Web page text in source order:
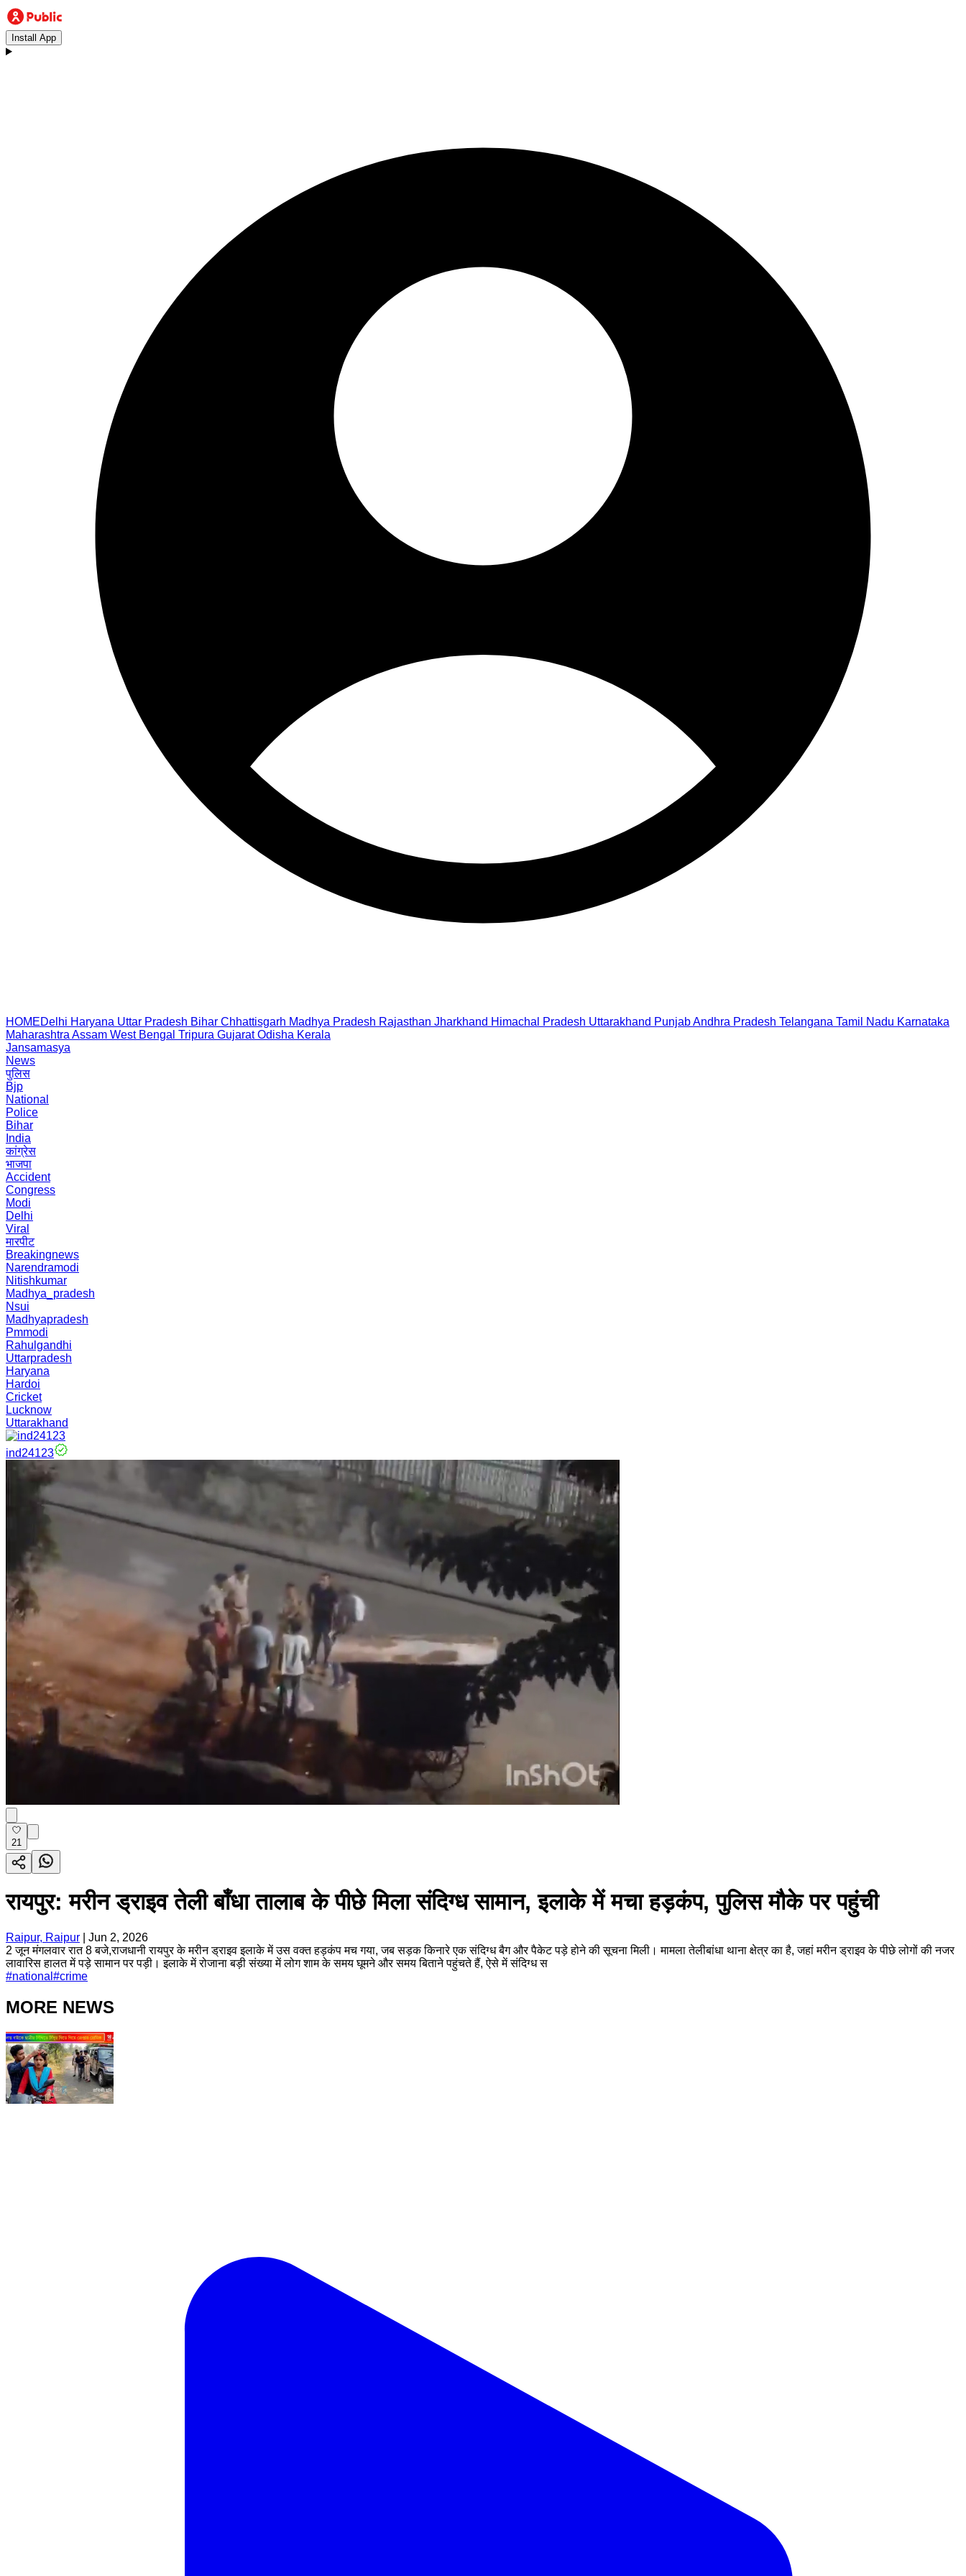
Install App
HOMEDelhi Haryana Uttar Pradesh Bihar Chhattisgarh Madhya Pradesh Rajasthan Jharkhand Himachal Pradesh Uttarakhand PunjabAndhra Pradesh Telangana Tamil Nadu Karnataka
Maharashtra Assam West Bengal Tripura Gujarat Odisha Kerala
Jansamasya
News
पुलिस
Bjp
National
Police
Bihar
India
कांग्रेस
भाजपा
Accident
Congress
Modi
Delhi
Viral
मारपीट
Breakingnews
Narendramodi
Nitishkumar
Madhya_pradesh
Nsui
Madhyapradesh
Pmmodi
Rahulgandhi
Uttarpradesh
Haryana
Hardoi
Cricket
Lucknow
Uttarakhand
ind24123
21
रायपुर: मरीन ड्राइव तेली बाँधा तालाब के पीछे मिला संदिग्ध सामान, इलाके में मचा हड़कंप, पुलिस मौके पर पहुंची
Raipur, Raipur
Jun 2, 2026
2 जून मंगलवार रात 8 बजे,राजधानी रायपुर के मरीन ड्राइव इलाके में उस वक्त हड़कंप मच गया, जब सड़क किनारे एक संदिग्ध बैग और पैकेट पड़े होने की सूचना मिली। मामला तेलीबांधा थाना क्षेत्र का है, जहां मरीन ड्राइव के पीछे लोगों की नजर
लावारिस हालत में पड़े सामान पर पड़ी। इलाके में रोजाना बड़ी संख्या में लोग शाम के समय घूमने और समय बिताने पहुंचते हैं, ऐसे में संदिग्ध स
#national #crime
MORE NEWS